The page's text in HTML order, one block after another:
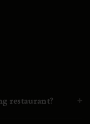
restaurant? +